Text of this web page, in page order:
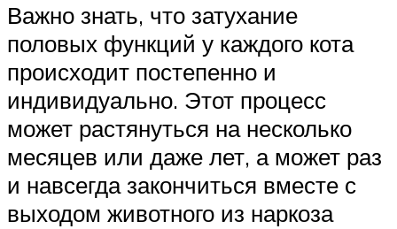
Важно знать, что затухание
половых функций у каждого кота
происходит постепенно и
индивидуально. Этот процесс
может растянуться на несколько
месяцев или даже лет, а может раз
и навсегда закончиться вместе с
выходом животного из наркоза